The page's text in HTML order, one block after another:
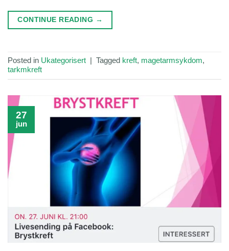
CONTINUE READING →
Posted in Ukategorisert | Tagged kreft, magetarmsykdom,
tarkmkreft
27
jun